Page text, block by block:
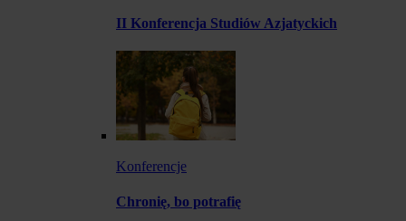
II Konferencja Studiów Azjatyckich
Konferencje
Chronię, bo potrafię